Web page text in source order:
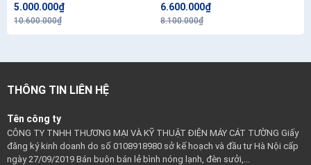
5.000.000₫
10.600.000₫
6.600.000₫
8.100.000₫
THÔNG TIN LIÊN HỆ
Tên công ty
CÔNG TY TNHH THƯƠNG MẠI VÀ KỸ THUẬT ĐIỆN MÁY CÁT TƯỜNG Giấy
đăng ký kinh doanh do số 0108918980 sở kế hoạch và đầu tư Hà Nội cấp
ngày 27/09/2019 Bán buôn bán lẻ bình nóng lạnh, đèn sưởi,...